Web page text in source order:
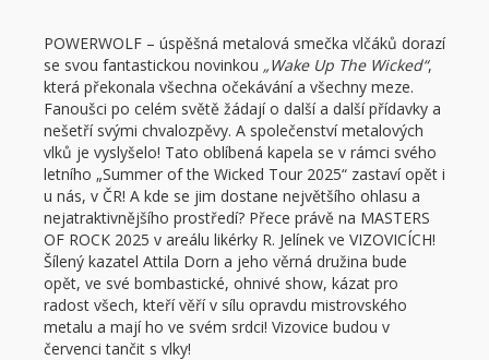
POWERWOLF – úspěšná metalová smečka vlčáků dorazí
se svou fantastickou novinkou „Wake Up The Wicked“,
která překonala všechna očekávání a všechny meze.
Fanoušci po celém světě žádají o další a další přídavky a
nešetří svými chvalozpěvy. A společenství metalových
vlků je vyslyšelo! Tato oblíbená kapela se v rámci svého
letního „Summer of the Wicked Tour 2025“ zastaví opět i
u nás, v ČR! A kde se jim dostane největšího ohlasu a
nejatraktivnějšího prostředí? Přece právě na MASTERS
OF ROCK 2025 v areálu likérky R. Jelínek ve VIZOVICÍCH!
Šílený kazatel Attila Dorn a jeho věrná družina bude
opět, ve své bombastické, ohnivé show, kázat pro
radost všech, kteří věří v sílu opravdu mistrovského
metalu a mají ho ve svém srdci! Vizovice budou v
červenci tančit s vlky!